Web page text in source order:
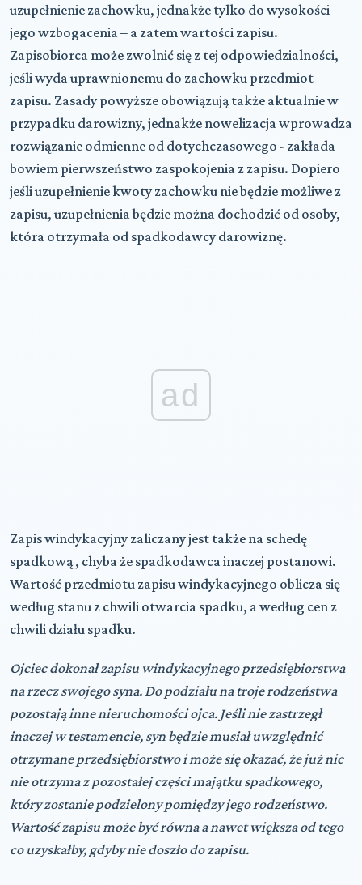
uzupełnienie zachowku, jednakże tylko do wysokości
jego wzbogacenia – a zatem wartości zapisu.
Zapisobiorca może zwolnić się z tej odpowiedzialności,
jeśli wyda uprawnionemu do zachowku przedmiot
zapisu. Zasady powyższe obowiązują także aktualnie w
przypadku darowizny, jednakże nowelizacja wprowadza
rozwiązanie odmienne od dotychczasowego - zakłada
bowiem pierwszeństwo zaspokojenia z zapisu. Dopiero
jeśli uzupełnienie kwoty zachowku nie będzie możliwe z
zapisu, uzupełnienia będzie można dochodzić od osoby,
która otrzymała od spadkodawcy darowiznę.
ad
Zapis windykacyjny zaliczany jest także na schedę
spadkową , chyba że spadkodawca inaczej postanowi.
Wartość przedmiotu zapisu windykacyjnego oblicza się
według stanu z chwili otwarcia spadku, a według cen z
chwili działu spadku.
Ojciec dokonał zapisu windykacyjnego przedsiębiorstwa
na rzecz swojego syna. Do podziału na troje rodzeństwa
pozostają inne nieruchomości ojca. Jeśli nie zastrzegł
inaczej w testamencie, syn będzie musiał uwzględnić
otrzymane przedsiębiorstwo i może się okazać, że już nic
nie otrzyma z pozostałej części majątku spadkowego,
który zostanie podzielony pomiędzy jego rodzeństwo.
Wartość zapisu może być równa a nawet większa od tego
co uzyskałby, gdyby nie doszło do zapisu.